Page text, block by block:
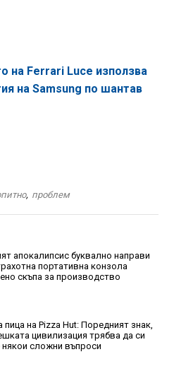
на Ferrari Luce използва
на Samsung по шантав
, проблем
апокалипсис буквално направи
портативна конзола
скъпа за производство
пица на Pizza Hut: Поредният знак,
цивилизация трябва да си
някои сложни въпроси